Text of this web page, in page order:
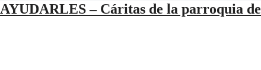
– Cáritas de la parroquia de